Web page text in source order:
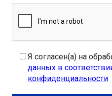
Я согласен(а) на
данных в
конфиденциальности